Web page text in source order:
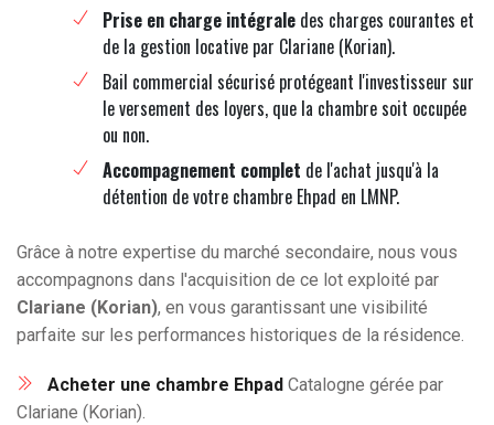
Prise en charge intégrale des charges courantes et
de la gestion locative par Clariane (Korian).
Bail commercial sécurisé protégeant l'investisseur sur
le versement des loyers, que la chambre soit occupée
ou non.
Accompagnement complet de l'achat jusqu'à la
détention de votre chambre Ehpad en LMNP.
Grâce à notre expertise du marché secondaire, nous vous
accompagnons dans l'acquisition de ce lot exploité par
Clariane (Korian), en vous garantissant une visibilité
parfaite sur les performances historiques de la résidence.
Acheter une chambre Ehpad Catalogne gérée par
Clariane (Korian).